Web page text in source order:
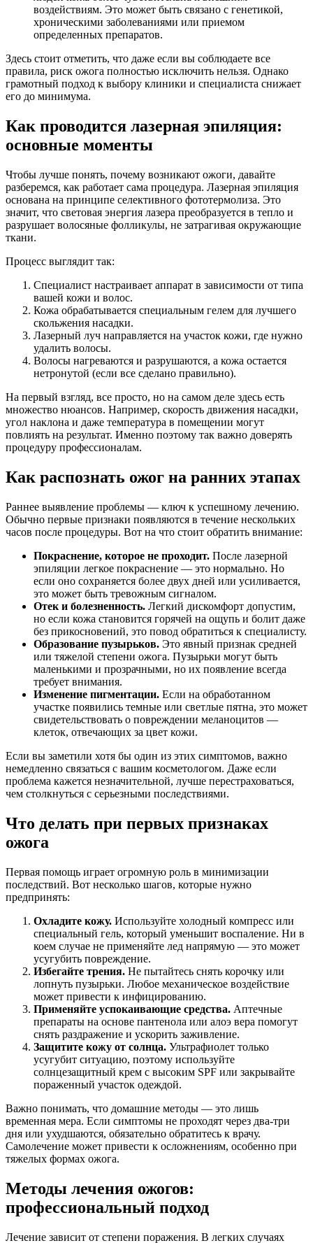
воздействиям. Это может быть связано с генетикой,
хроническими заболеваниями или приемом
определенных препаратов.
Здесь стоит отметить, что даже если вы соблюдаете все
правила, риск ожога полностью исключить нельзя. Однако
грамотный подход к выбору клиники и специалиста снижает
его до минимума.
Как проводится лазерная эпиляция:
основные моменты
Чтобы лучше понять, почему возникают ожоги, давайте
разберемся, как работает сама процедура. Лазерная эпиляция
основана на принципе селективного фототермолиза. Это
значит, что световая энергия лазера преобразуется в тепло и
разрушает волосяные фолликулы, не затрагивая окружающие
ткани.
Процесс выглядит так:
Специалист настраивает аппарат в зависимости от типа
вашей кожи и волос.
Кожа обрабатывается специальным гелем для лучшего
скольжения насадки.
Лазерный луч направляется на участок кожи, где нужно
удалить волосы.
Волосы нагреваются и разрушаются, а кожа остается
нетронутой (если все сделано правильно).
На первый взгляд, все просто, но на самом деле здесь есть
множество нюансов. Например, скорость движения насадки,
угол наклона и даже температура в помещении могут
повлиять на результат. Именно поэтому так важно доверять
процедуру профессионалам.
Как распознать ожог на ранних этапах
Раннее выявление проблемы — ключ к успешному лечению.
Обычно первые признаки появляются в течение нескольких
часов после процедуры. Вот на что стоит обратить внимание:
Покраснение, которое не проходит. После лазерной
эпиляции легкое покраснение — это нормально. Но
если оно сохраняется более двух дней или усиливается,
это может быть тревожным сигналом.
Отек и болезненность. Легкий дискомфорт допустим,
но если кожа становится горячей на ощупь и болит даже
без прикосновений, это повод обратиться к специалисту.
Образование пузырьков. Это явный признак средней
или тяжелой степени ожога. Пузырьки могут быть
маленькими и прозрачными, но их появление всегда
требует внимания.
Изменение пигментации. Если на обработанном
участке появились темные или светлые пятна, это может
свидетельствовать о повреждении меланоцитов —
клеток, отвечающих за цвет кожи.
Если вы заметили хотя бы один из этих симптомов, важно
немедленно связаться с вашим косметологом. Даже если
проблема кажется незначительной, лучше перестраховаться,
чем столкнуться с серьезными последствиями.
Что делать при первых признаках
ожога
Первая помощь играет огромную роль в минимизации
последствий. Вот несколько шагов, которые нужно
предпринять:
Охладите кожу. Используйте холодный компресс или
специальный гель, который уменьшит воспаление. Ни в
коем случае не применяйте лед напрямую — это может
усугубить повреждение.
Избегайте трения. Не пытайтесь снять корочку или
лопнуть пузырьки. Любое механическое воздействие
может привести к инфицированию.
Применяйте успокаивающие средства. Аптечные
препараты на основе пантенола или алоэ вера помогут
снять раздражение и ускорить заживление.
Защитите кожу от солнца. Ультрафиолет только
усугубит ситуацию, поэтому используйте
солнцезащитный крем с высоким SPF или закрывайте
пораженный участок одеждой.
Важно понимать, что домашние методы — это лишь
временная мера. Если симптомы не проходят через два-три
дня или ухудшаются, обязательно обратитесь к врачу.
Самолечение может привести к осложнениям, особенно при
тяжелых формах ожога.
Методы лечения ожогов:
профессиональный подход
Лечение зависит от степени поражения. В легких случаях